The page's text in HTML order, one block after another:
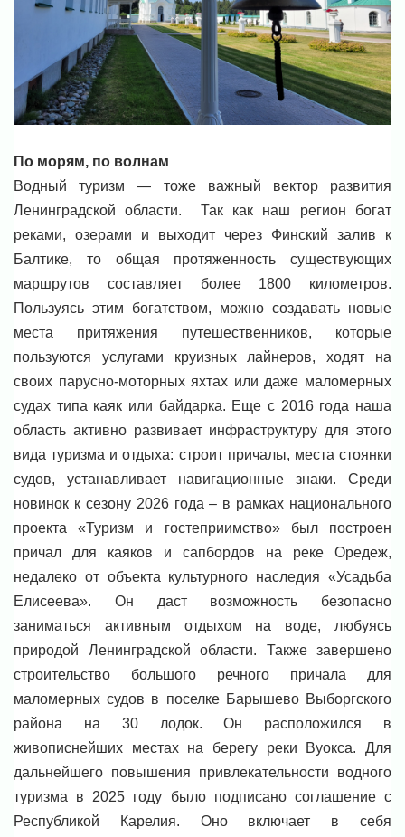
По морям, по волнам
Водный туризм — тоже важный вектор развития
Ленинградской области. Так как наш регион богат
реками, озерами и выходит через Финский залив к
Балтике, то общая протяженность существующих
маршрутов составляет более 1800 километров.
Пользуясь этим богатством, можно создавать новые
места притяжения путешественников, которые
пользуются услугами круизных лайнеров, ходят на
своих парусно-моторных яхтах или даже маломерных
судах типа каяк или байдарка. Еще с 2016 года наша
область активно развивает инфраструктуру для этого
вида туризма и отдыха: строит причалы, места стоянки
судов, устанавливает навигационные знаки. Среди
новинок к сезону 2026 года – в рамках национального
проекта «Туризм и гостеприимство» был построен
причал для каяков и сапбордов на реке Оредеж,
недалеко от объекта культурного наследия «Усадьба
Елисеева». Он даст возможность безопасно
заниматься активным отдыхом на воде, любуясь
природой Ленинградской области. Также завершено
строительство большого речного причала для
маломерных судов в поселке Барышево Выборгского
района на 30 лодок. Он расположился в
живописнейших местах на берегу реки Вуокса. Для
дальнейшего повышения привлекательности водного
туризма в 2025 году было подписано соглашение с
Республикой Карелия. Оно включает в себя